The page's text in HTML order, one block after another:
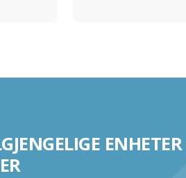
ENHETER